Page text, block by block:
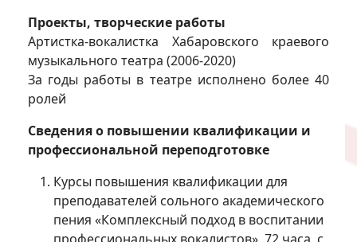
Проекты, творческие работы
Артистка-вокалистка Хабаровского краевого
музыкального театра (2006-2020)
За годы работы в театре исполнено более 40
ролей
Сведения о повышении квалификации и
профессиональной переподготовке
Курсы повышения квалификации для
преподавателей сольного академического
пения «Комплексный подход в воспитании